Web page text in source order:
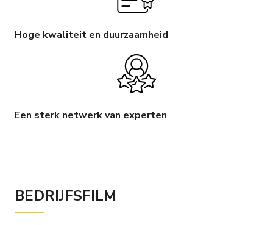
Hoge kwaliteit en duurzaamheid
Een sterk netwerk van experten
BEDRIJFSFILM